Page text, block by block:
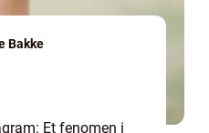
Bakke
Et fenomen i